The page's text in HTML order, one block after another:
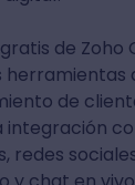
de Zoho
herramientas
de
integración
redes